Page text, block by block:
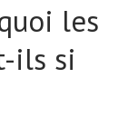
les
ils si